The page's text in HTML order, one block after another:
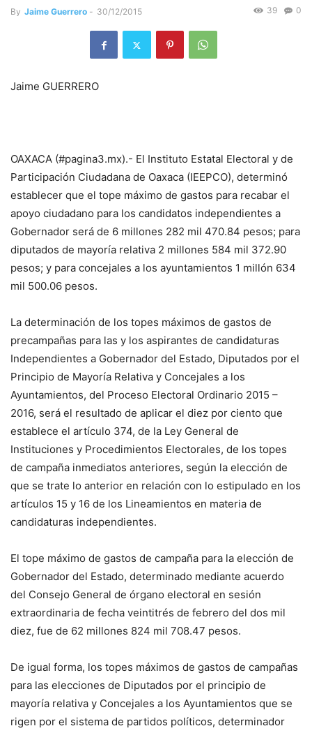
By Jaime Guerrero - 30/12/2015 0
39
Jaime GUERRERO
OAXACA (#pagina3.mx).- El Instituto Estatal Electoral y de
Participación Ciudadana de Oaxaca (IEEPCO), determinó
establecer que el tope máximo de gastos para recabar el
apoyo ciudadano para los candidatos independientes a
Gobernador será de 6 millones 282 mil 470.84 pesos; para
diputados de mayoría relativa 2 millones 584 mil 372.90
pesos; y para concejales a los ayuntamientos 1 millón 634
mil 500.06 pesos.
La determinación de los topes máximos de gastos de
precampañas para las y los aspirantes de candidaturas
Independientes a Gobernador del Estado, Diputados por el
Principio de Mayoría Relativa y Concejales a los
Ayuntamientos, del Proceso Electoral Ordinario 2015 –
2016, será el resultado de aplicar el diez por ciento que
establece el artículo 374, de la Ley General de
Instituciones y Procedimientos Electorales, de los topes
de campaña inmediatos anteriores, según la elección de
que se trate lo anterior en relación con lo estipulado en los
artículos 15 y 16 de los Lineamientos en materia de
candidaturas independientes.
El tope máximo de gastos de campaña para la elección de
Gobernador del Estado, determinado mediante acuerdo
del Consejo General de órgano electoral en sesión
extraordinaria de fecha veintitrés de febrero del dos mil
diez, fue de 62 millones 824 mil 708.47 pesos.
De igual forma, los topes máximos de gastos de campañas
para las elecciones de Diputados por el principio de
mayoría relativa y Concejales a los Ayuntamientos que se
rigen por el sistema de partidos políticos, determinador